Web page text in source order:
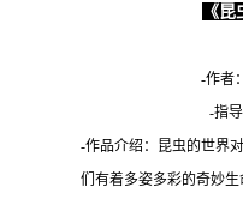
《昆
-作者
-指
-作品介绍：昆虫的世界
们有着多姿多彩的奇妙